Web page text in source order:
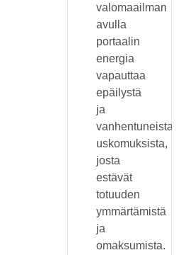
valomaailman
avulla
portaalin
energia
vapauttaa
epäilystä
ja
vanhentuneista
uskomuksista,
josta
estävät
totuuden
ymmärtämistä
ja
omaksumista.